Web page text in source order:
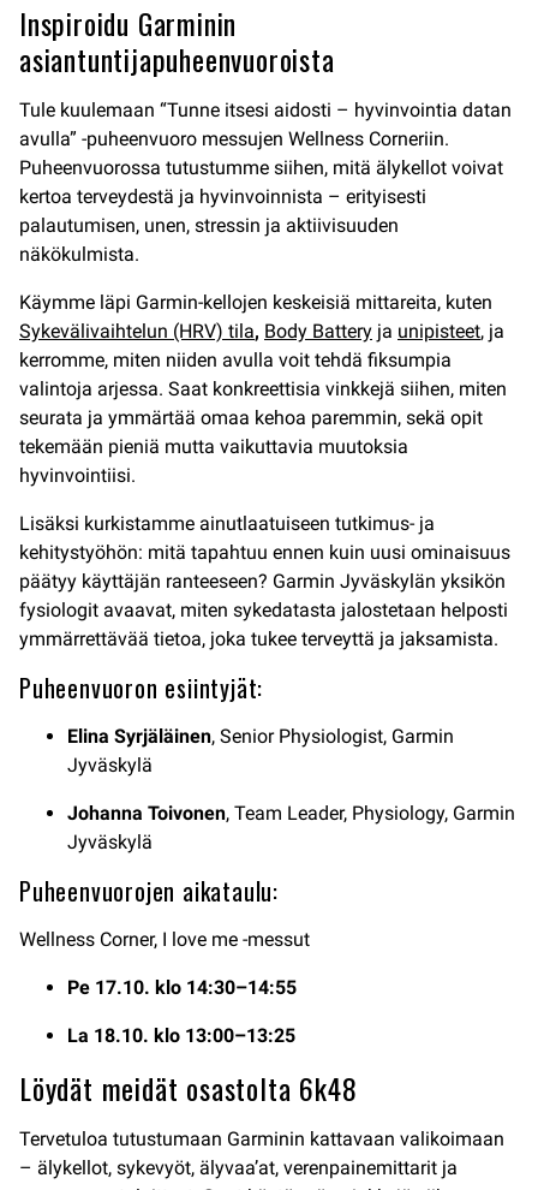
Inspiroidu Garminin
asiantuntijapuheenvuoroista
Tule kuulemaan “Tunne itsesi aidosti – hyvinvointia datan
avulla” -puheenvuoro messujen Wellness Corneriin.
Puheenvuorossa tutustumme siihen, mitä älykellot voivat
kertoa terveydestä ja hyvinvoinnista – erityisesti
palautumisen, unen, stressin ja aktiivisuuden
näkökulmista.
Käymme läpi Garmin-kellojen keskeisiä mittareita, kuten
Sykevälivaihtelun (HRV) tila, Body Battery ja unipisteet, ja
kerromme, miten niiden avulla voit tehdä fiksumpia
valintoja arjessa. Saat konkreettisia vinkkejä siihen, miten
seurata ja ymmärtää omaa kehoa paremmin, sekä opit
tekemään pieniä mutta vaikuttavia muutoksia
hyvinvointiisi.
Lisäksi kurkistamme ainutlaatuiseen tutkimus- ja
kehitystyöhön: mitä tapahtuu ennen kuin uusi ominaisuus
päätyy käyttäjän ranteeseen? Garmin Jyväskylän yksikön
fysiologit avaavat, miten sykedatasta jalostetaan helposti
ymmärrettävää tietoa, joka tukee terveyttä ja jaksamista.
Puheenvuoron esiintyjät:
Elina Syrjäläinen, Senior Physiologist, Garmin
Jyväskylä
Johanna Toivonen, Team Leader, Physiology, Garmin
Jyväskylä
Puheenvuorojen aikataulu:
Wellness Corner, I love me -messut
Pe 17.10. klo 14:30–14:55
La 18.10. klo 13:00–13:25
Löydät meidät osastolta 6k48
Tervetuloa tutustumaan Garminin kattavaan valikoimaan
– älykellot, sykevyöt, älyvaa’at, verenpainemittarit ja